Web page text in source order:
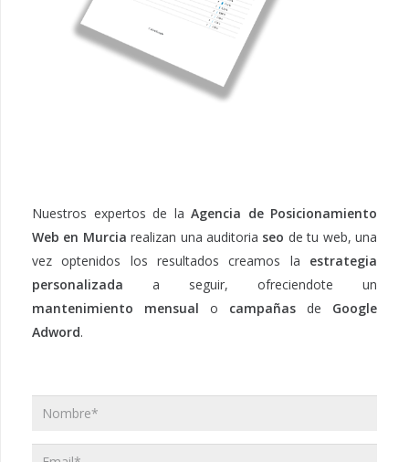
Nuestros expertos de la Agencia de Posicionamiento
Web en Murcia realizan una auditoria seo de tu web, una
vez optenidos los resultados creamos la estrategia
personalizada a seguir, ofreciendote un
mantenimiento mensual o campañas de Google
Adword.